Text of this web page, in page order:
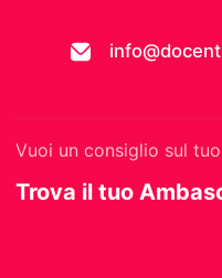
Vuoi un consiglio sul
Trova il tuo